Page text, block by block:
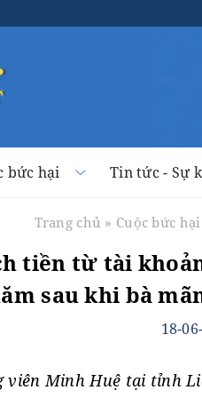
bức hại Tin tức - Sự
Trang chủ » Cuộc bức hại
tiền từ tài
sau khi bà
18-
viên Minh Huệ tại tỉnh